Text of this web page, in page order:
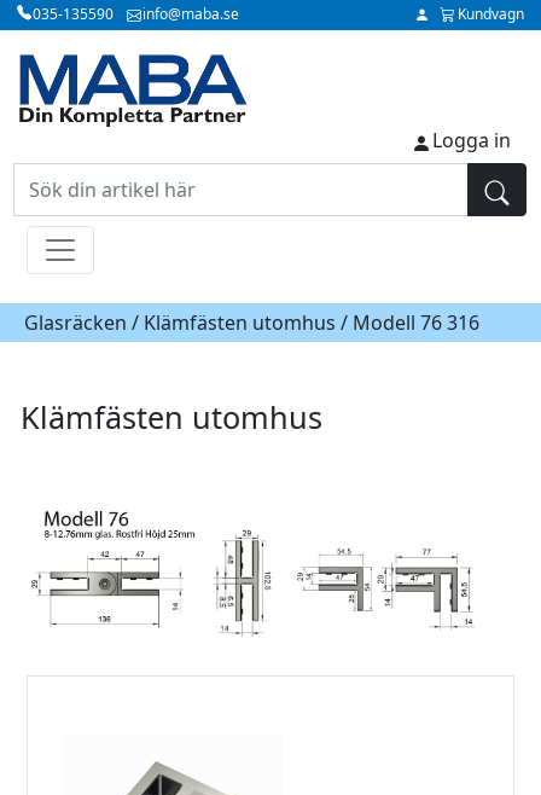
035-135590 info@maba.se Kundvagn
Logga in
Glasräcken / Klämfästen utomhus / Modell 76 316
Klämfästen utomhus